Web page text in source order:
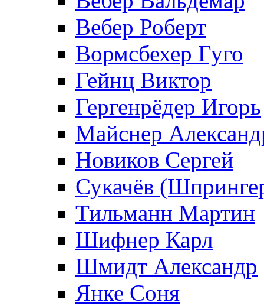
Вебер Роберт
Вормсбехер Гуго
Гейнц Виктор
Гергенрёдер Игорь
Майснер
Новиков Сергей
Сукачёв
Тильманн Мартин
Шифнер Карл
Шмидт Александр
Янке Соня